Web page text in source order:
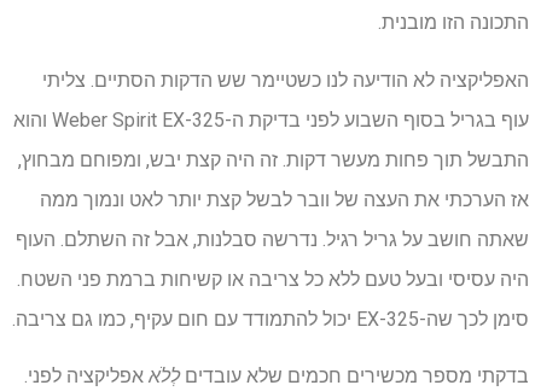
התכונה הזו מובנית.
האפליקציה לא הודיעה לנו כשטיימר שש הדקות הסתיים. צליתי
עוף בגריל בסוף השבוע לפני בדיקת ה-Weber Spirit EX-325 והוא
התבשל תוך פחות מעשר דקות. זה היה קצת יבש, ומפוחם מבחוץ,
אז הערכתי את העצה של וובר לבשל קצת יותר לאט ונמוך ממה
שאתה חושב על גריל רגיל. נדרשה סבלנות, אבל זה השתלם. העוף
היה עסיסי ובעל טעם ללא כל צריבה או קשיחות ברמת פני השטח.
סימן לכך שה-EX-325 יכול להתמודד עם חום עקיף, כמו גם צריבה.
בדקתי מספר מכשירים חכמים שלא עובדיםלְלֹא אפליקציה לפני.